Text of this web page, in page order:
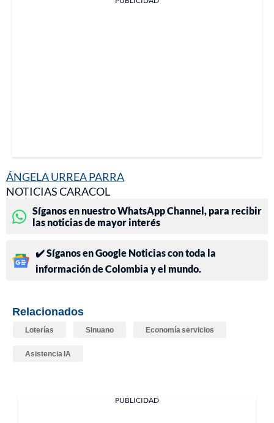
ÁNGELA URREA PARRA
NOTICIAS CARACOL
Síganos en nuestro WhatsApp Channel, para recibir
las noticias de mayor interés
✔️ Síganos en Google Noticias con toda la
información de Colombia y el mundo.
Relacionados
Loterías Sinuano Economía servicios
Asistencia IA
PUBLICIDAD